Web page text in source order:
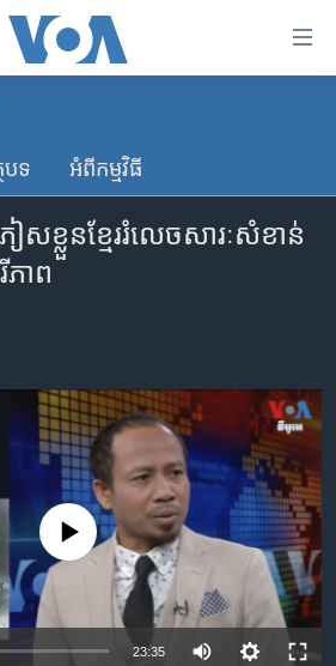
បទ​ អំពី​កម្មវិធី​
ខ្លួនខ្មែររំលេច​សារៈសំខាន់​
ាព
source currently available
23:35